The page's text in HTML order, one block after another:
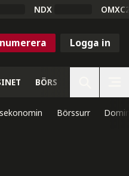
NDX
Logga in
BÖRS
Börssurr